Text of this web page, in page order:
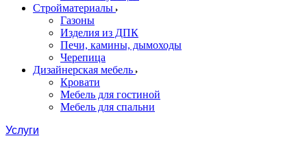
Стройматериалы
Газоны
Изделия из ДПК
Печи, камины, дымоходы
Черепица
Дизайнерская мебель
Кровати
Мебель для гостиной
Мебель для спальни
Услуги